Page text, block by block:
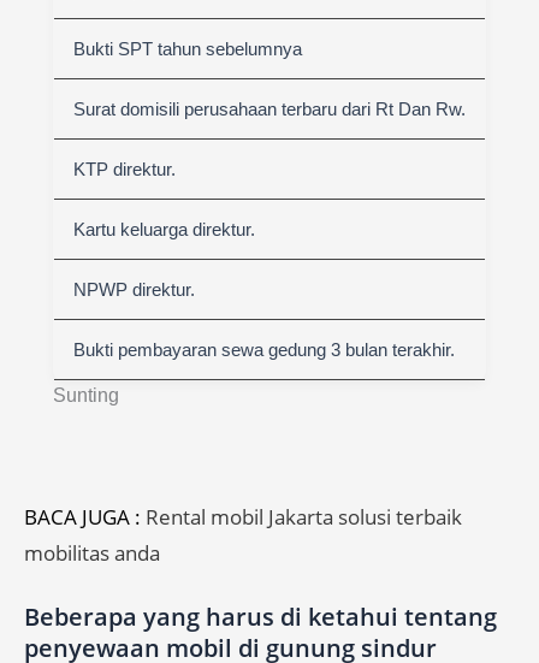
Sunting
Bukti SPT tahun sebelumnya
Surat domisili perusahaan terbaru dari Rt Dan Rw.
KTP direktur.
Kartu keluarga direktur.
NPWP direktur.
Bukti pembayaran sewa gedung 3 bulan terakhir.
BACA JUGA : Rental mobil Jakarta solusi terbaik
mobilitas anda
Beberapa yang harus di ketahui tentang
penyewaan mobil di gunung sindur